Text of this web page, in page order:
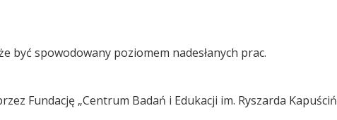
być spowodowany poziomem nadesłanych prac.
Fundację „Centrum Badań i Edukacji im. Ryszarda